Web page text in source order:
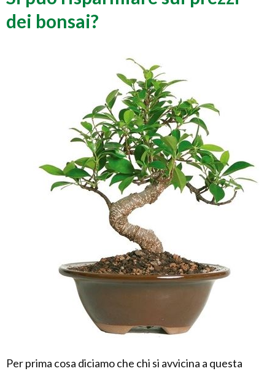
dei bonsai?
Per prima cosa diciamo che chi si avvicina a questa